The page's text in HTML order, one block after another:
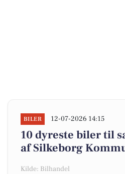
BILER 12-07-2026 14:15
10 dyreste biler til
af Silkeborg
Kilde: Bilhandel